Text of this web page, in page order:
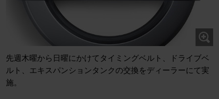
先週木曜から日曜にかけてタイミングベルト、ドライブベ
ルト、エキスパンションタンクの交換をディーラーにて実
施。